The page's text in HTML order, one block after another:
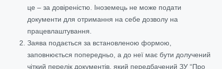
це – за довіреністю. Іноземець не може подати
документи для отримання на себе дозволу на
працевлаштування.
Заява подається за встановленою формою,
заповнюється попередньо, а до неї має бути долучений
чіткий перелік документів, який передбачений ЗУ “Про